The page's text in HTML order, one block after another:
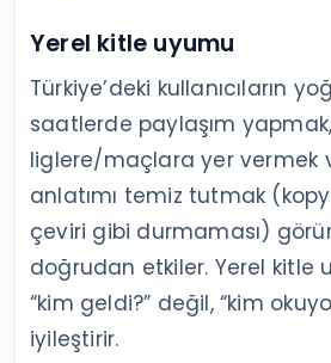
Yerel kitle uyumu
Türkiye’deki kullanıcıların
saatlerde paylaşım
liglere/maçlara yer vermek
anlatımı temiz tutmak
çeviri gibi durmaması)
doğrudan etkiler. Yerel kitle
“kim geldi?” değil, “kim
iyileştirir.